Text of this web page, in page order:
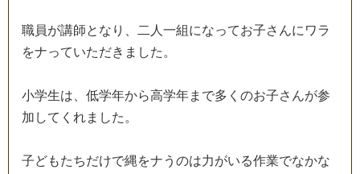
職員が講師と な り 二 人 一組 になってお子さ んに ワラ
をナっていただき ま した 。
小学生は 低学年から高学年ま で多 く のお子さ んが参
加 して く れま した 。
子どもたちだけで縄をナ う のは力がいる作業でなかな